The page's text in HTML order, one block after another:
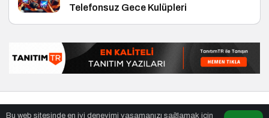
Telefonsuz Gece Kulüpleri
Bu web sitesinde en iyi deneyimi yaşamanızı sağlamak için
en iyiler